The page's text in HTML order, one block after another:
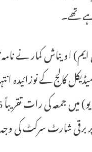
تھے۔
اویناش کمار نے نامہ
کالج کے نوزائیدہ
برقی شارٹ سرکٹ کی